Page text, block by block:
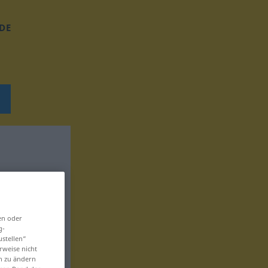
DE
oder
nicht
zu ändern